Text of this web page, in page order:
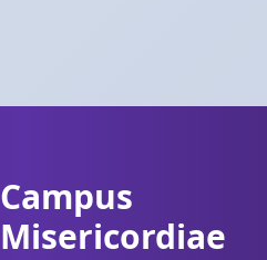
Campus
Misericordiae